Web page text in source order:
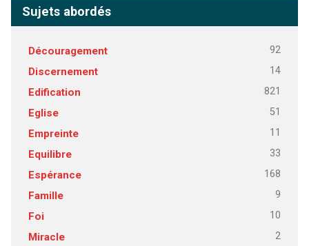
Sujets abordés
Découragement 92
Discernement 14
Edification 821
Eglise 51
Empreinte 11
Equilibre 33
Espérance 168
Famille 9
Foi 10
Miracle 2